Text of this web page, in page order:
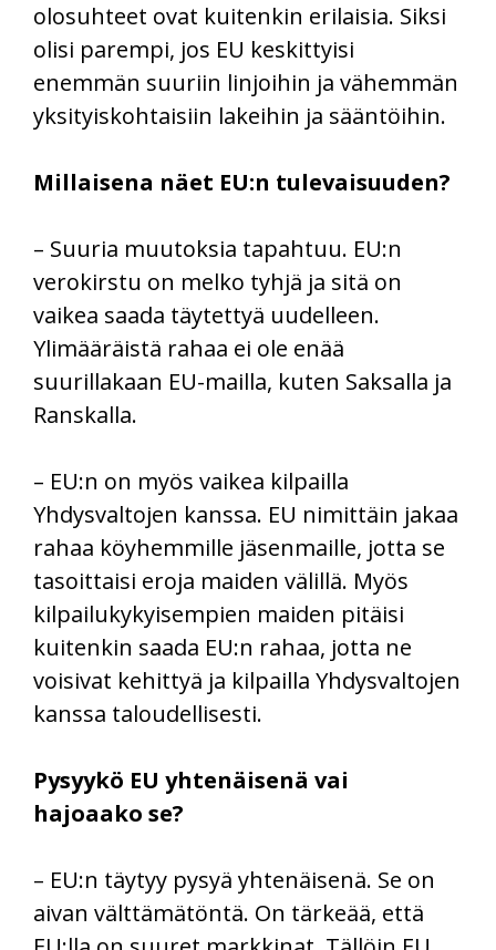
olosuhteet ovat kuitenkin erilaisia. Siksi
olisi parempi, jos EU keskittyisi
enemmän suuriin linjoihin ja vähemmän
yksityiskohtaisiin lakeihin ja sääntöihin.
Millaisena näet EU:n tulevaisuuden?
– Suuria muutoksia tapahtuu. EU:n
verokirstu on melko tyhjä ja sitä on
vaikea saada täytettyä uudelleen.
Ylimääräistä rahaa ei ole enää
suurillakaan EU-mailla, kuten Saksalla ja
Ranskalla.
– EU:n on myös vaikea kilpailla
Yhdysvaltojen kanssa. EU nimittäin jakaa
rahaa köyhemmille jäsenmaille, jotta se
tasoittaisi eroja maiden välillä. Myös
kilpailukykyisempien maiden pitäisi
kuitenkin saada EU:n rahaa, jotta ne
voisivat kehittyä ja kilpailla Yhdysvaltojen
kanssa taloudellisesti.
Pysyykö EU yhtenäisenä vai
hajoaako se?
– EU:n täytyy pysyä yhtenäisenä. Se on
aivan välttämätöntä. On tärkeää, että